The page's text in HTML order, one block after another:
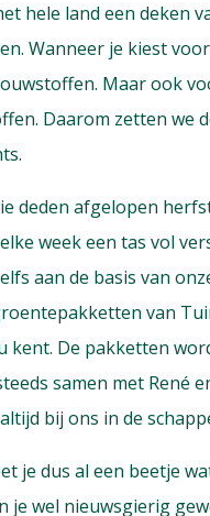
hele land een deken
Wanneer je kiest
Maar ook
Daarom zetten we
deden afgelopen
week een tas vol
aan de basis van
van
kent. De pakketten
samen met René
bij ons in de
je dus al een beetje
je wel nieuwsgierig